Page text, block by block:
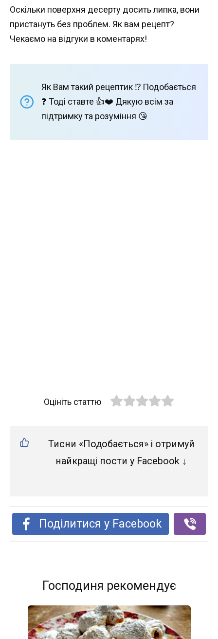
Оскільки поверхня десерту досить липка, вони
пристануть без проблем. Як вам рецепт?
Чекаємо на відгуки в коментарях!
Як Вам такий рецептик ⁉️ Подобається
❓ Тоді ставте 👍❤️ Дякую всім за
підтримку та розуміння 😘
Оцініть статтю
Тисни «Подобається» і отримуй
найкращі пости у Facebook ↓
Поділитися у Facebook
Господиня рекомендує